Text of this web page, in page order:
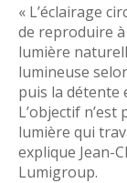
« L’éclairage
de reproduire
lumière
lumineuse
puis la détente
L’objectif
lumière qui
explique Jean-
Lumigroup.